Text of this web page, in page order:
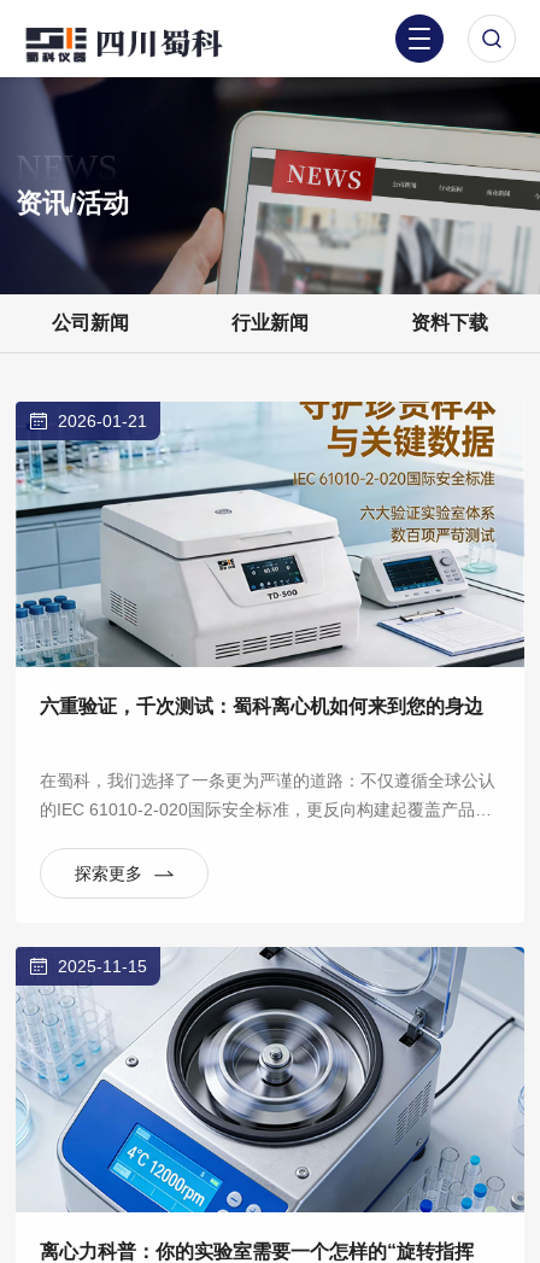
NEWS
资讯/活动
公司新闻 行业新闻 资料下载
2026-01-21
六重验证，千次测试：蜀科离心机如何来到您的身边
在蜀科，我们选择了一条更为严谨的道路：不仅遵循全球公认
的IEC 61010-2-020国际安全标准，更反向构建起覆盖产品全
拆解为数百项可量化、可重复的严苛测试。
探索更多
2025-11-15
离心力科普：你的实验室需要一个怎样的“旋转指挥